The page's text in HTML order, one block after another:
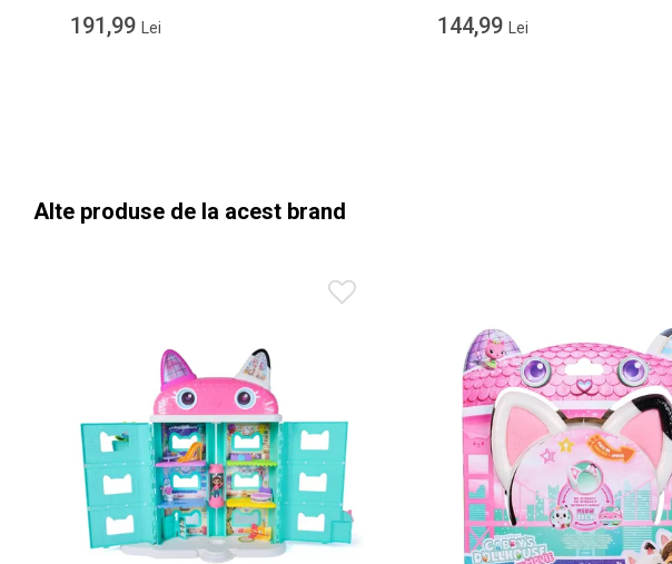
accesorii
191,99 Lei 144,99 Lei
Alte produse de la acest brand